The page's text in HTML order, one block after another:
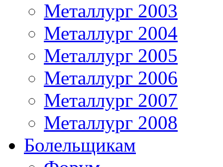
Металлург 2003
Металлург 2004
Металлург 2005
Металлург 2006
Металлург 2007
Металлург 2008
Болельщикам